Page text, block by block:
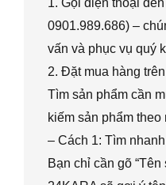
1. Gọi điện thoại
0901.989.686) –
vấn và phục vụ quý
2. Đặt mua hàng
Tìm sản phẩm cần
kiếm sản phẩm theo
– Cách 1: Tìm
Bạn chỉ cần gõ “Tên